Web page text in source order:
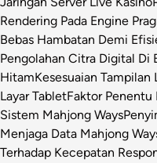
Rendering Pada Engine
Bebas Hambatan Demi
Pengolahan Citra Digital Di
HitamKesesuaian
Layar TabletFaktor Penentu
Sistem Mahjong Ways
Menjaga Data Mahjong
Terhadap Kecepatan